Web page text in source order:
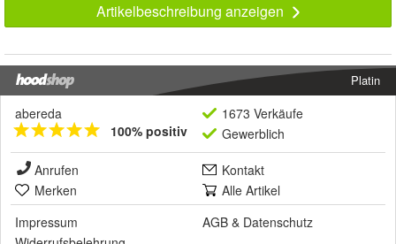
Artikelbeschreibung anzeigen
Platin
abereda
100% positiv
1673 Verkäufe
Gewerblich
Anrufen
Kontakt
Merken
Alle Artikel
Impressum
AGB & Datenschutz